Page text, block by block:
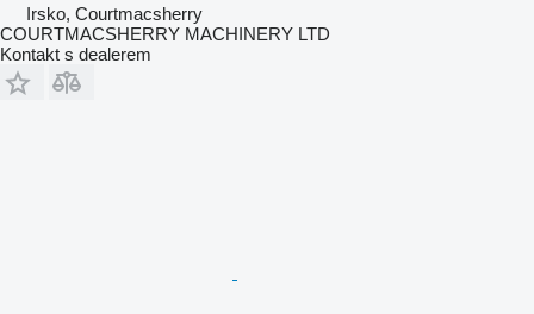
Irsko, Courtmacsherry
COURTMACSHERRY MACHINERY LTD
Kontakt s dealerem